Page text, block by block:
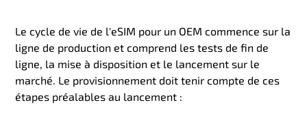
Le cycle de vie de l'eSIM pour un OEM commence sur la
ligne de production et comprend les tests de fin de
ligne, la mise à disposition et le lancement sur le
marché. Le provisionnement doit tenir compte de ces
étapes préalables au lancement :